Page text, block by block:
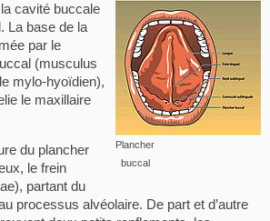
Plancher
buccal
cavité buccale
La base de la
par le
(musculus
mylo-hyoïdien),
le maxillaire
du plancher
le frein
partant du
processus alvéolaire. De part et d’autre